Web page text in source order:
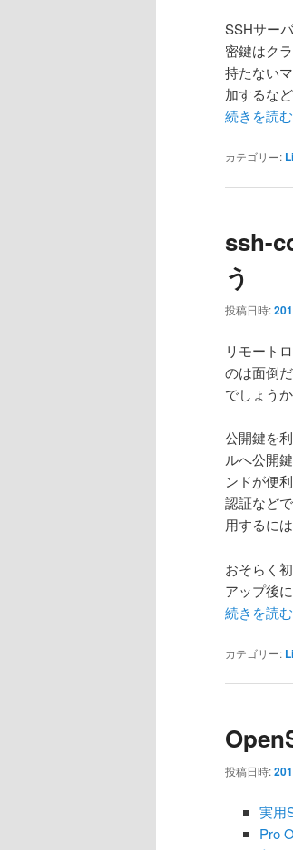
SSHサー
密鍵はク
持たない
加するな
続きを読む
カテゴリー:
ssh-
う
投稿日時:
リモート
のは面倒
でしょうか
公開鍵を
ルへ公開
ンドが便
認証など
用するに
おそらく
アップ後
続きを読む
カテゴリー:
投稿日時:
実用
Pro